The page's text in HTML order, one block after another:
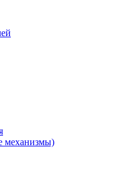
механизмы)